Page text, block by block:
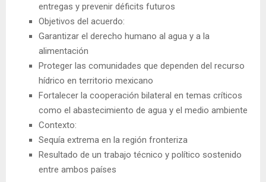
entregas y prevenir déficits futuros
Objetivos del acuerdo:
Garantizar el derecho humano al agua y a la
alimentación
Proteger las comunidades que dependen del recurso
hídrico en territorio mexicano
Fortalecer la cooperación bilateral en temas críticos
como el abastecimiento de agua y el medio ambiente
Contexto:
Sequía extrema en la región fronteriza
Resultado de un trabajo técnico y político sostenido
entre ambos países